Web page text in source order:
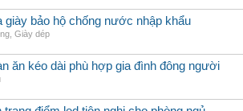
giày bảo hộ chống nước nhập khẩu
Giày dép
ăn kéo dài phù hợp gia đình đông người